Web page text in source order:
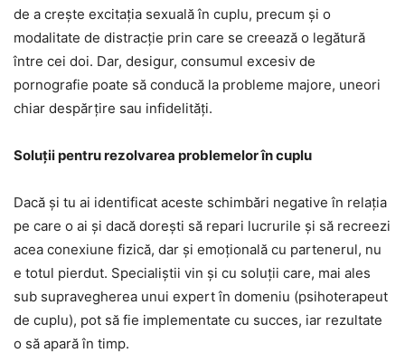
de a crește excitația sexuală în cuplu, precum și o
modalitate de distracție prin care se creează o legătură
între cei doi. Dar, desigur, consumul excesiv de
pornografie poate să conducă la probleme majore, uneori
chiar despărțire sau infidelități.
Soluții pentru rezolvarea problemelor în cuplu
Dacă și tu ai identificat aceste schimbări negative în relația
pe care o ai și dacă dorești să repari lucrurile și să recreezi
acea conexiune fizică, dar și emoțională cu partenerul, nu
e totul pierdut. Specialiștii vin și cu soluții care, mai ales
sub supravegherea unui expert în domeniu (psihoterapeut
de cuplu), pot să fie implementate cu succes, iar rezultate
o să apară în timp.